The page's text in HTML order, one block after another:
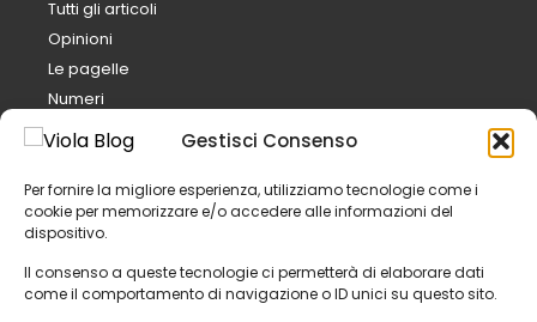
Gestisci Consenso
Per fornire la migliore esperienza, utilizziamo tecnologie come i
cookie per memorizzare e/o accedere alle informazioni del
dispositivo.
Il consenso a queste tecnologie ci permetterà di elaborare dati
come il comportamento di navigazione o ID unici su questo sito.
Tutti gli articoli
Opinioni
Le pagelle
Numeri
Analisi
Calcio e pepe
FantaViola
Organigramma